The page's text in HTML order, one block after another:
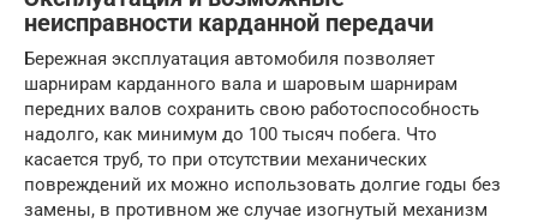
неисправности карданной передачи
Бережная эксплуатация автомобиля позволяет
шарнирам карданного вала и шаровым шарнирам
передних валов сохранить свою работоспособность
надолго, как минимум до 100 тысяч побега. Что
касается труб, то при отсутствии механических
повреждений их можно использовать долгие годы без
замены, в противном же случае изогнутый механизм